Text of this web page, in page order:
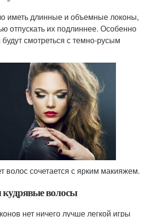
иметь длинные и объемные локоны,
отпускать их подлиннее. Особенно
смотреться с темно-русым
волос сочетается с ярким макияжем.
волосы
нет ничего лучше легкой игры